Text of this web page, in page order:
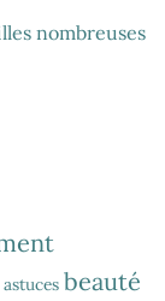
nombreuses
astuces beauté